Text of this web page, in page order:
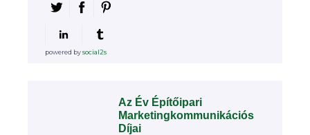
powered bysocial2s
Az Év Építőipari
Marketingkommunikációs
Díjai